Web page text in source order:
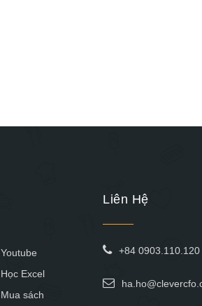
Youtube
Học Excel
Mua sách
Liên Hệ
+84 0903.110.120